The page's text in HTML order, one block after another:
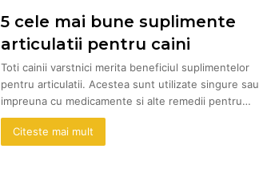
5 cele mai bune suplimente
articulatii pentru caini
Toti cainii varstnici merita beneficiul suplimentelor
pentru articulatii. Acestea sunt utilizate singure sau
impreuna cu medicamente si alte remedii pentru…
Citeste mai mult